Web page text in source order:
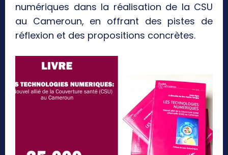
numériques dans la réalisation de la CSU
au Cameroun, en offrant des pistes de
réflexion et des propositions concrètes.